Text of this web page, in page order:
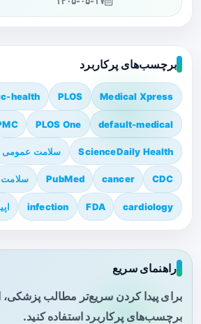
برچسب‌های پرکاربرد
Medical Xpress
PLOS
health
default-medical
PLOS One
ScienceDaily Health سلامت عمومی
CDC
cancer
PubMed سلامت
cardiology
FDA
infection
راهنمای سریع
برای پیدا کردن سریع‌تر مطالب پزشکی،
برچسب‌های پرکاربرد استفاده کنید.